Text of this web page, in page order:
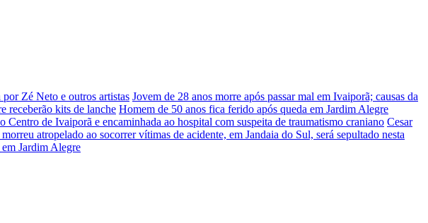
Zé Neto e outros artistas Jovem de 28 anos morre após passar mal em Ivaiporã; causas da
receberão kits de lanche Homem de 50 anos fica ferido após queda em Jardim Alegre
Centro de Ivaiporã e encaminhada ao hospital com suspeita de traumatismo craniano Cesar
atropelado ao socorrer vítimas de acidente, em Jandaia do Sul, será sepultado nesta
Jardim Alegre